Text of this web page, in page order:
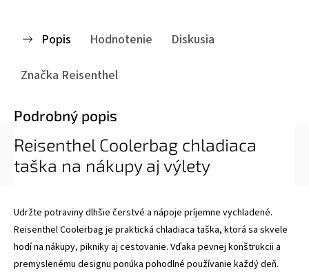
Popis Hodnotenie
Diskusia
Značka Reisenthel
Podrobný popis
Reisenthel Coolerbag chladiaca
taška na nákupy aj výlety
Udržte potraviny dlhšie čerstvé a nápoje príjemne vychladené.
Reisenthel Coolerbag je praktická chladiaca taška, ktorá sa skvele
hodí na nákupy, pikniky aj cestovanie. Vďaka pevnej konštrukcii a
premyslenému designu ponúka pohodlné používanie každý deň.